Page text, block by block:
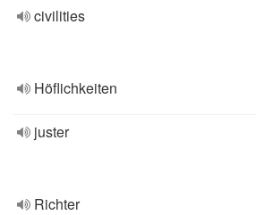
civilities
Höflichkeiten
juster
Richter